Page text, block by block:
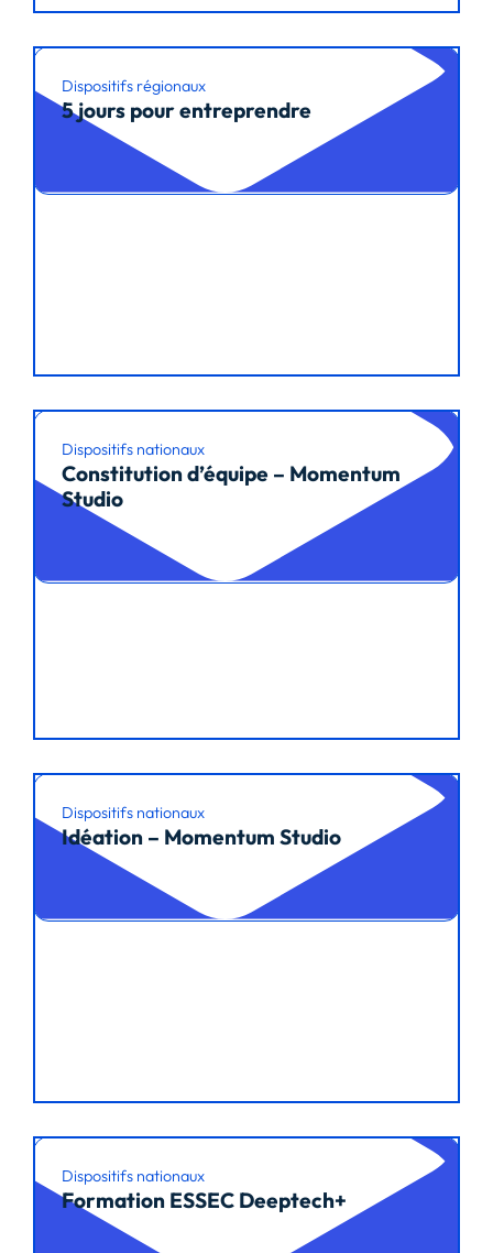
Dispositifs régionaux
5 jours pour entreprendre
Lire l’article
Dispositifs nationaux
Constitution d’équipe – Momentum
Studio
Lire l’article
Dispositifs nationaux
Idéation – Momentum Studio
Lire l’article
Dispositifs nationaux
Formation ESSEC Deeptech+
Lire l’article